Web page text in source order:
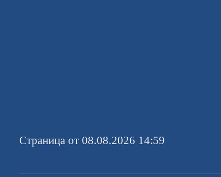
Страница от 08.08.2026 14:59